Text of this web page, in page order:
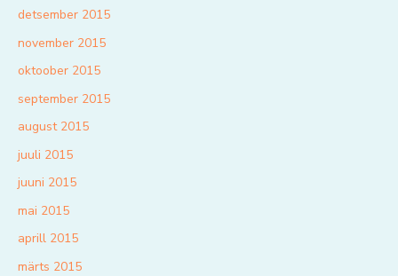
detsember 2015
november 2015
oktoober 2015
september 2015
august 2015
juuli 2015
juuni 2015
mai 2015
aprill 2015
märts 2015